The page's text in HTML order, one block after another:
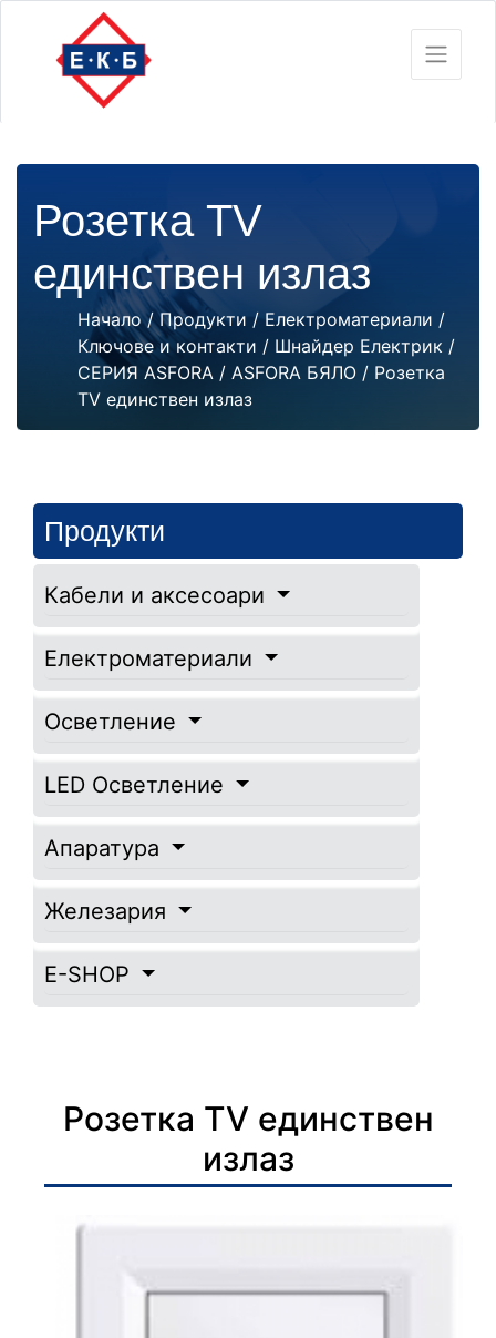
Розетка TV
единствен излаз
Начало/Продукти /Електроматериали /
Ключове и контакти / Шнайдер Електрик /
СЕРИЯ ASFORA / ASFORA БЯЛО / Розетка
TV единствен излаз
Продукти
Кабели и аксесоари
Електроматериали
Осветление
LED Осветление
Апаратура
Железария
E-SHOP
Розетка TV единствен
излаз